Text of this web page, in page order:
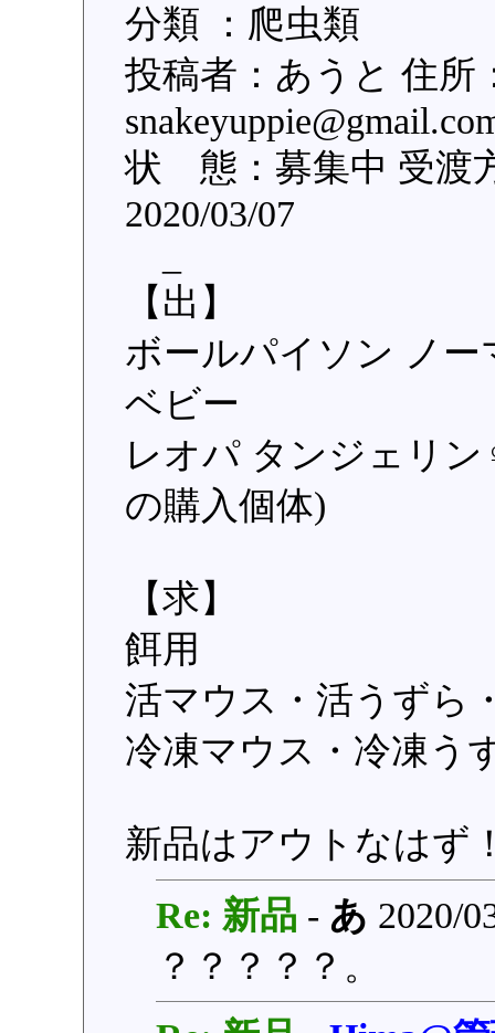
分類 ：爬虫類
投稿者：あうと 住所
状 態：募集中 受渡
2020/03/07
【出】
ボールパイソン ノ
ベビー
レオパ タンジェリ
の購入個体)
【求】
餌用
活マウス・活うずら
冷凍マウス・冷凍う
新品はアウトなはず
Re: 新品 - あ 2020/
？？？？？。